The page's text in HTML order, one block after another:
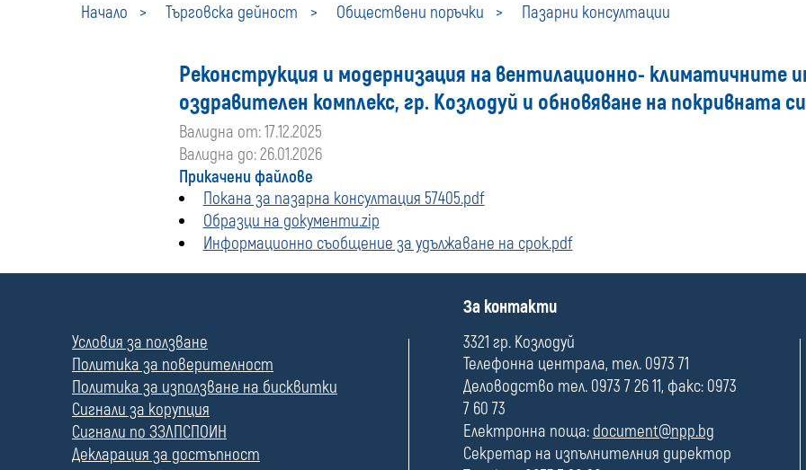
Начало Търговска дейност Обществени поръчки Пазарни консултации
Пазарни
консултации
Реконструкция и модернизация на вентилационно- климатичните
оздравителен комплекс, гр. Козлодуй и обновяване на покривната
Валидна от: 17.12.2025
Валидна до: 26.01.2026
Прикачени файлове
Покана за пазарна консултация 57405.pdf
Образци на документи.zip
Информационно съобщение за удължаване на срок.pdf
л
е
Условия за ползване
Политика за поверителност
Политика за използване на бисквитки
Сигнали за корупция
Сигнали по ЗЗЛПСПОИН
Декларация за достъпност
П
л
е
За контакти
3321 гр. Козлодуй
Телефонна централа, тел. 0973 71
Деловодство тел. 0973 7 26 11, факс: 0973
7 60 73
Електронна поща: document@npp.bg
Секретар на изпълнителния директор